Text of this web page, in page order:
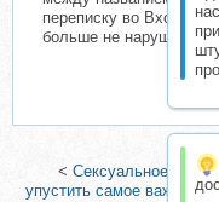
переписку во
больше не нарушать
< Сексуальное
упустить самое важное